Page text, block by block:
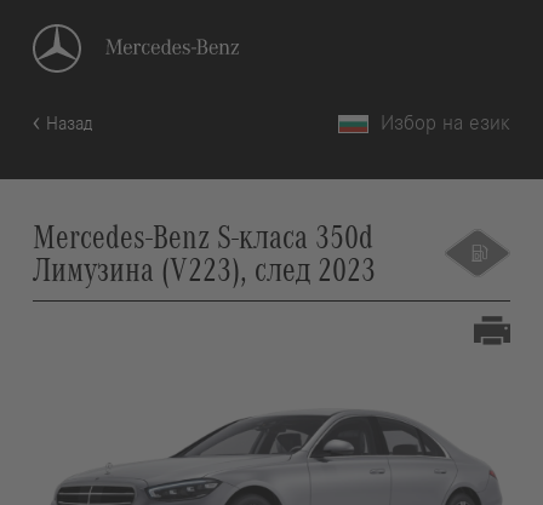
Назад Избор на език
Mercedes-Benz S-класа 350d
Лимузина (V223), след 2023